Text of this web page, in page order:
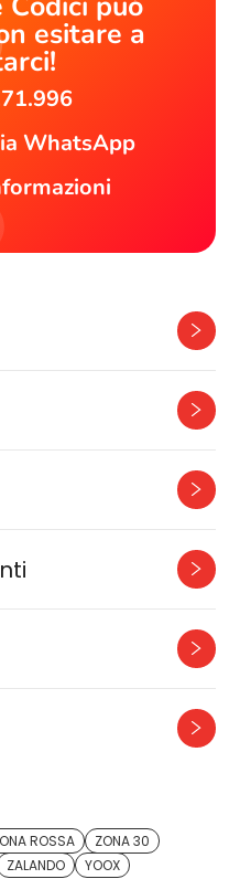
esitare a
WhatsApp
ROSSA
ZONA 30
ZALANDO YOOX